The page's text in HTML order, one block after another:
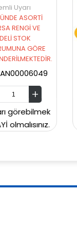
Önemli Uyarı
:ÜRÜNDE ASORTİ
VARSA RENGİ VE
MODELİ STOK
DURUMUNA GÖRE
GÖNDERİLMEKTEDİR.
SUNMAN01006377
Fiyatları görebilmek
için BAYİ olmalısınız.